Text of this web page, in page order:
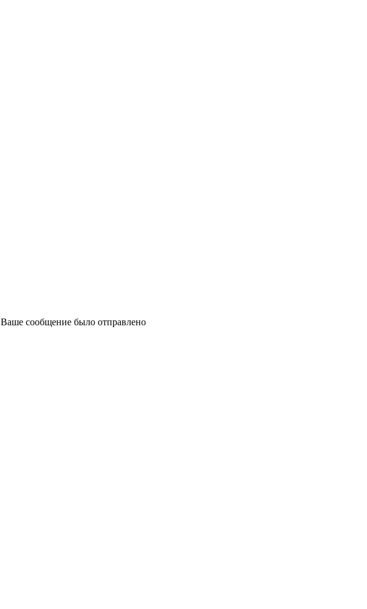
Ваше сообщение было отправлено